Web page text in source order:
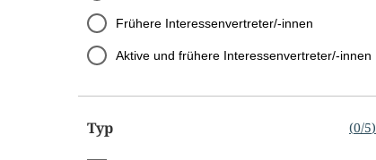
Frühere Interessenvertreter/-innen
Aktive und frühere Interessenvertreter/-innen
Typ (0/5)